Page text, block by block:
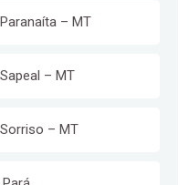
– MT
– MT
– MT